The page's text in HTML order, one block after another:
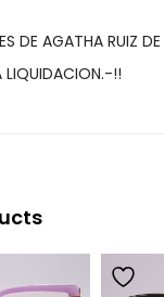
DE AGATHA RUIZ
LIQUIDACION.-!!